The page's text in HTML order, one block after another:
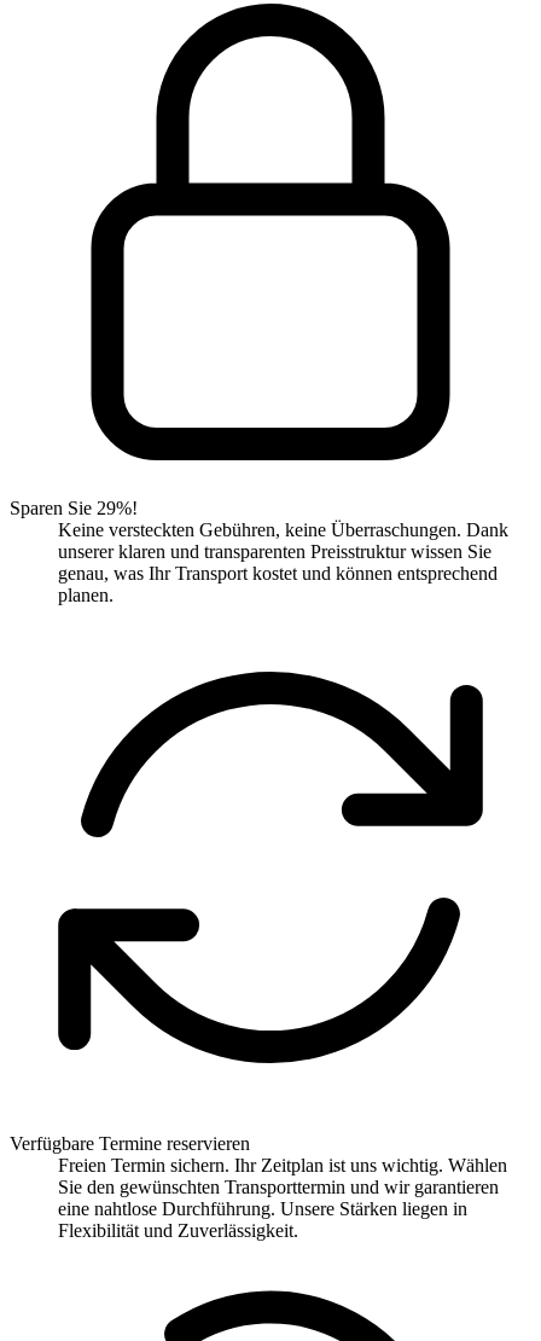
Sparen Sie 29%!
Keine versteckten Gebühren, keine Überraschungen. Dank
unserer klaren und transparenten Preisstruktur wissen Sie
genau, was Ihr Transport kostet und können entsprechend
planen.
Verfügbare Termine reservieren
Freien Termin sichern. Ihr Zeitplan ist uns wichtig. Wählen
Sie den gewünschten Transporttermin und wir garantieren
eine nahtlose Durchführung. Unsere Stärken liegen in
Flexibilität und Zuverlässigkeit.